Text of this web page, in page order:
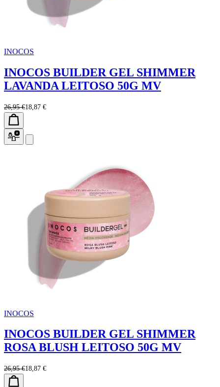
INOCOS
INOCOS BUILDER GEL SHIMMER
LAVANDA LEITOSO 50G MV
26,95 €18,87 €
INOCOS
INOCOS BUILDER GEL SHIMMER
ROSA BLUSH LEITOSO 50G MV
26,95 €18,87 €